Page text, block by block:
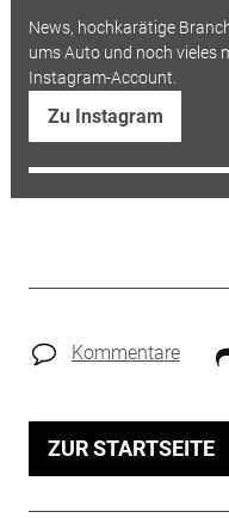
News, hochkarätige
ums Auto und noch vieles
Instagram-Account.
Zu Instagram
Kommentare
ZUR STARTSEITE